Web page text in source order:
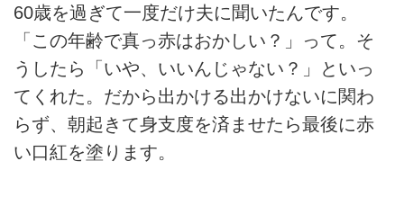
60歳を過ぎて一度だけ夫に聞いたんです。
「この年齢で真っ赤はおかしい？」って。そ
うしたら「いや、いいんじゃない？」といっ
てくれた。だから出かける出かけないに関わ
らず、朝起きて身支度を済ませたら最後に赤
い口紅を塗ります。